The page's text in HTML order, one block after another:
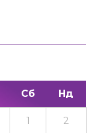
Сб Нд
1 2